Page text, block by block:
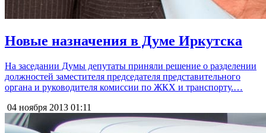
Новые назначения в Думе Иркутска
На заседании Думы депутаты приняли решение о разделении
должностей заместителя председателя представительного
органа и руководителя комиссии по ЖКХ и транспорту.…
04 ноября 2013 01:11